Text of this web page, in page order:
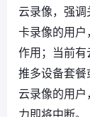
云录像，强
卡录像的用
作用；当前有
推多设备套
云录像的用
力即将中断。